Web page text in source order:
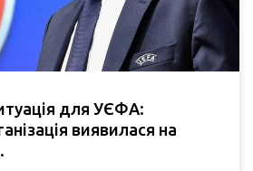
для УЄФА:
виявилася на